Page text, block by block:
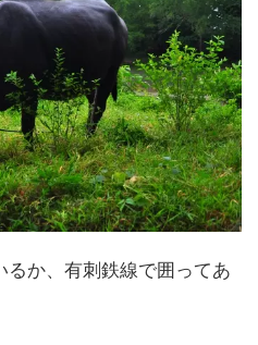
か、有刺鉄線で囲ってあ